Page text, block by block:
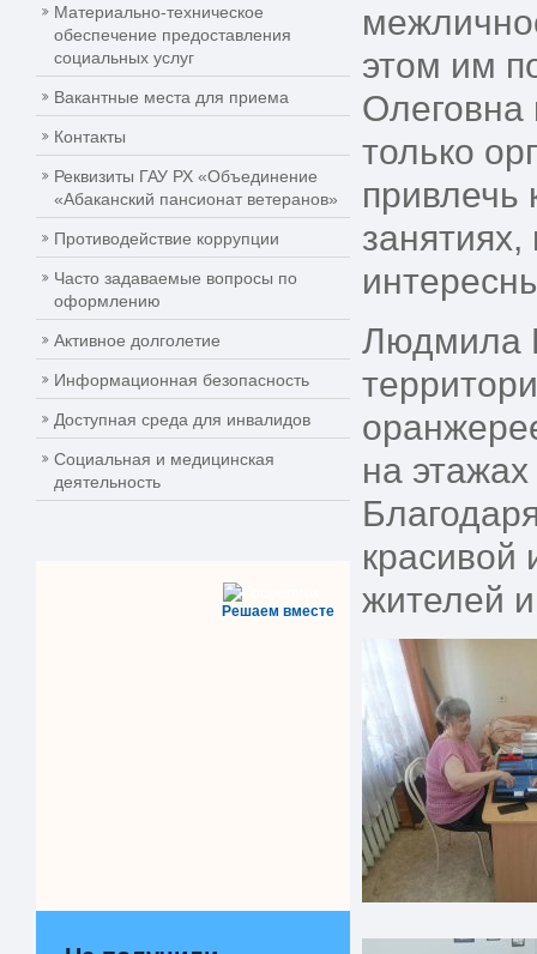
Материально-техническое
обеспечение предоставления
социальных услуг
Вакантные места для приема
Контакты
Реквизиты ГАУ РХ «Объединение
«Абаканский пансионат ветеранов»
Противодействие коррупции
Часто задаваемые вопросы по
оформлению
Активное долголетие
Информационная безопасность
Доступная среда для инвалидов
Социальная и медицинская
деятельность
Решаем вместе
этом им
только
привлечь
Людмила
на
красивой
жителей